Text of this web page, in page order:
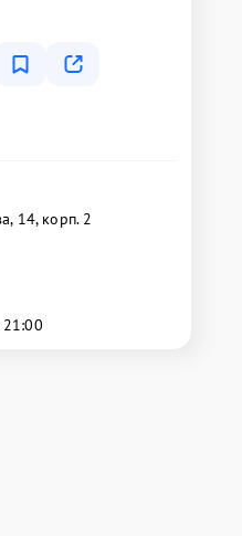
14, корп. 2